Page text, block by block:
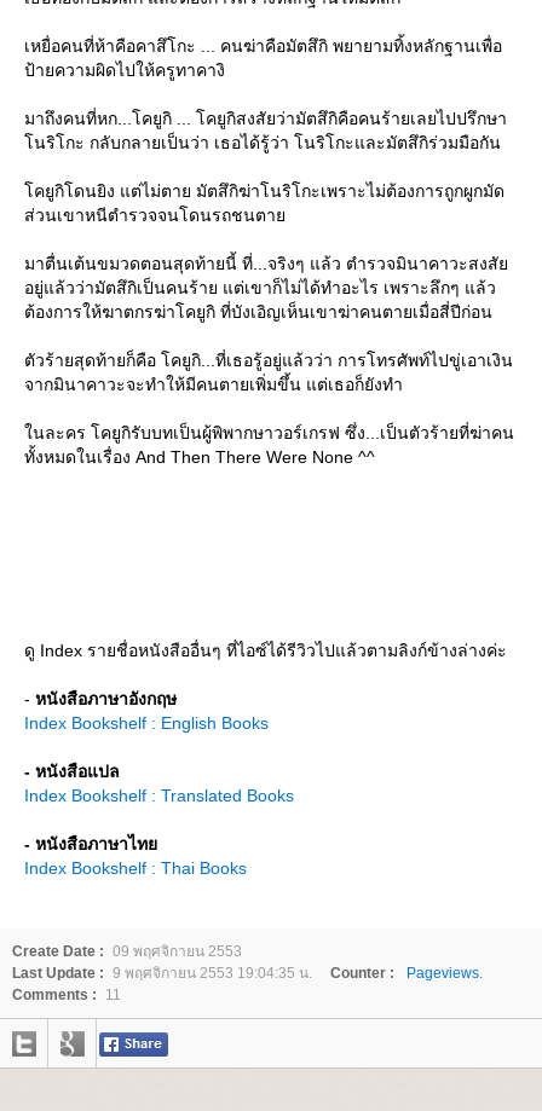
เหยื่อคนที่ห้าคือคาสึโกะ ... คนฆ่าคือมัตสึกิ พยายามทิ้งหลักฐานเพื่อ
ป้ายความผิดไปให้ครูทาคางิ
มาถึงคนที่หก...โคยูกิ ... โคยูกิสงสัยว่ามัตสึกิคือคนร้ายเลยไปปรึกษา
นริโกะ กลับกลายเป็นว่า เธอได้รู้ว่า โนริโกะและมัตสึกิร่วมมือกัน
คยูกิโดนยิง แต่ไม่ตาย มัตสึกิฆ่าโนริโกะเพราะไม่ต้องการถูกผูกมัด
ส่วนเขาหนีตำรวจจนโดนรถชนตา
มาตื่นเต้นขมวดตอนสุดท้ายนี้ ที่...จริงๆ แล้ว ตำรวจมินาคาวะสงสั
อยู่แล้วว่ามัตสึกิเป็นคนร้าย แต่เขาก็ไม่ได้ทำอะไร เพราะลึกๆ แล้ว
ต้องการให้ฆาตกรฆ่าโคยูกิ ที่บังเอิญเห็นเขาฆ่าคนตายเมื่อสี่ปีก่อน
ตัวร้ายสุดท้ายก็คือ โคยูกิ...ที่เธอรู้อยู่แล้วว่า การโทรศัพท์ไปขู่เอาเงิน
จากมินาคาวะจะทำให้มีคนตายเพิ่มขึ้น แต่เธอก็ยังทำ
นละคร โคยูกิรับบทเป็นผู้พิพากษาวอร์เกรฟ ซึ่ง...เป็นตัวร้ายที่ฆ่าคน
ทั้งหมดในเรื่อง And Then There Were None ^^
ดู Index รายชื่อหนังสืออื่นๆ ที่ไอซ์ได้รีวิวไปแล้วตามลิงก์ข้างล่างค่ะ
- หนังสือภาษาอังกฤษ
Index Bookshelf : English Books
- หนังสือแปล
Index Bookshelf : Translated Books
- หนังสือภาษาไท
Index Bookshelf : Thai Books
Create Date : 09 พฤศจิกายน 2553
Last Update : 9 พฤศจิกายน 2553 19:04:35 น. Counter :
Pageviews.
Comments :
11